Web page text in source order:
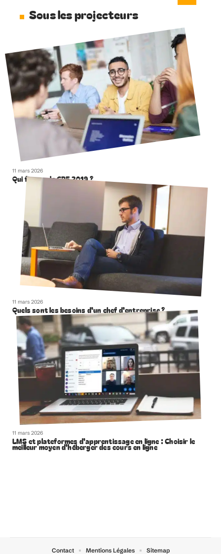
Sous les projecteurs
11 mars 2026
Qui finance le CPF 2019 ?
11 mars 2026
Quels sont les besoins d’un chef d’entreprise ?
11 mars 2026
LMS et plateformes d’apprentissage en ligne : Choisir le
meilleur moyen d’héberger des cours en ligne
Contact Mentions Légales Sitemap